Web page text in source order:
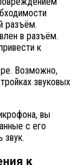
разъём.
в разъём.
к
Возможно,
звуковых
вы
с его
звук.
к